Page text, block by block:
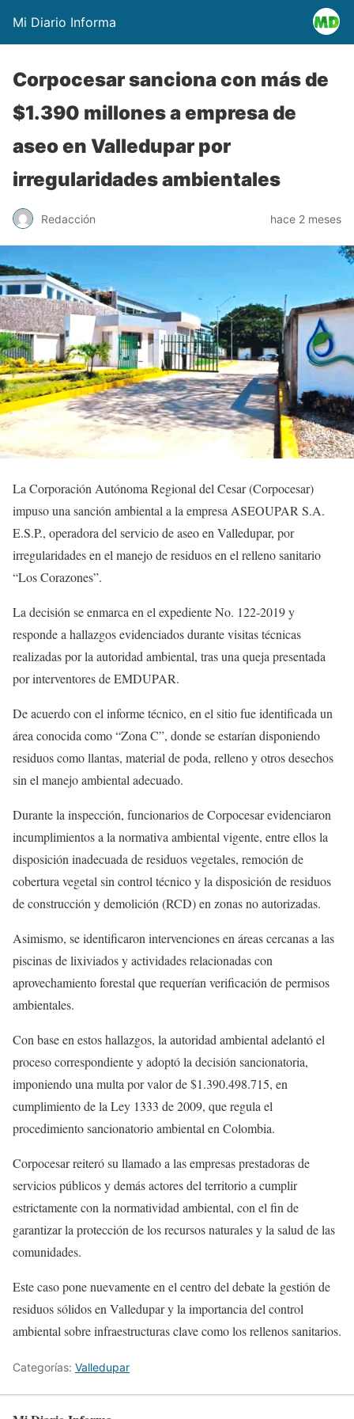
Mi Diario Informa
Corpocesar sanciona con más de
$1.390 millones a empresa de
aseo en Valledupar por
irregularidades ambientales
Redacción hace 2 meses
La Corporación Autónoma Regional del Cesar (Corpocesar)
impuso una sanción ambiental a la empresa ASEOUPAR S.A.
E.S.P., operadora del servicio de aseo en Valledupar, por
irregularidades en el manejo de residuos en el relleno sanitario
“Los Corazones”.
La decisión se enmarca en el expediente No. 122-2019 y
responde a hallazgos evidenciados durante visitas técnicas
realizadas por la autoridad ambiental, tras una queja presentada
por interventores de EMDUPAR.
De acuerdo con el informe técnico, en el sitio fue identificada un
área conocida como “Zona C”, donde se estarían disponiendo
residuos como llantas, material de poda, relleno y otros desechos
sin el manejo ambiental adecuado.
Durante la inspección, funcionarios de Corpocesar evidenciaron
incumplimientos a la normativa ambiental vigente, entre ellos la
disposición inadecuada de residuos vegetales, remoción de
cobertura vegetal sin control técnico y la disposición de residuos
de construcción y demolición (RCD) en zonas no autorizadas.
Asimismo, se identificaron intervenciones en áreas cercanas a las
piscinas de lixiviados y actividades relacionadas con
aprovechamiento forestal que requerían verificación de permisos
ambientales.
Con base en estos hallazgos, la autoridad ambiental adelantó el
proceso correspondiente y adoptó la decisión sancionatoria,
imponiendo una multa por valor de $1.390.498.715, en
cumplimiento de la Ley 1333 de 2009, que regula el
procedimiento sancionatorio ambiental en Colombia.
Corpocesar reiteró su llamado a las empresas prestadoras de
servicios públicos y demás actores del territorio a cumplir
estrictamente con la normatividad ambiental, con el fin de
garantizar la protección de los recursos naturales y la salud de las
comunidades.
Este caso pone nuevamente en el centro del debate la gestión de
residuos sólidos en Valledupar y la importancia del control
ambiental sobre infraestructuras clave como los rellenos sanitarios.
Categorías: Valledupar